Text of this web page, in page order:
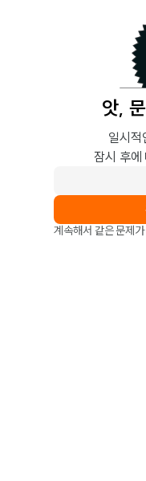
앗,
일시적
잠시 후에
계속해서 같은 문제